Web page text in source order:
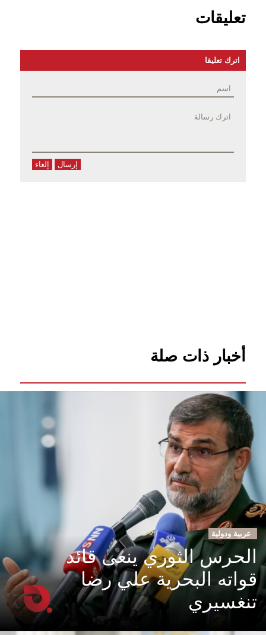
تعليقات
اترك تعليقا
إرسال إلغاء
أخبار ذات صلة
عربية ودولية
الحرس الثوري ينعى قائد
قواته البحرية علي رضا
تنغسيري